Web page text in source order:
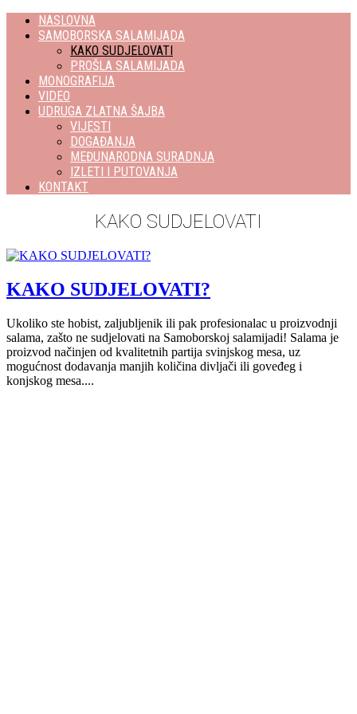
NASLOVNA
SAMOBORSKA SALAMIJADA
KAKO SUDJELOVATI
PROŠLA SALAMIJADA
MONOGRAFIJA
VIDEO
UDRUGA ZLATNA ŠAJBA
VIJESTI
DOGAĐANJA
MEĐUNARODNA SURADNJA
IZLETI I PUTOVANJA
KONTAKT
KAKO SUDJELOVATI
KAKO SUDJELOVATI?
Ukoliko ste hobist, zaljubljenik ili pak profesionalac u proizvodnji
salama, zašto ne sudjelovati na Samoborskoj salamijadi! Salama je
proizvod načinjen od kvalitetnih partija svinjskog mesa, uz
mogućnost dodavanja manjih količina divljači ili goveđeg i
konjskog mesa....